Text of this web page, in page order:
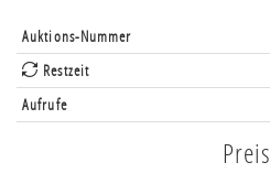
Auktions-Nummer
Restzeit
Aufrufe
Preis